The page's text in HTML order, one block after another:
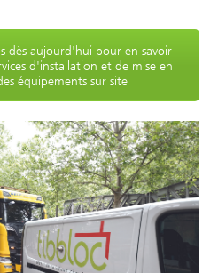
dès aujourd'hui pour en savoir
d'installation et de mise en
équipements sur site